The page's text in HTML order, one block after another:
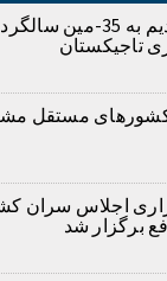
تاریخ گواه است… تقدیم به 35-مین سالگرد
تاجیکستان
مستقل
اجلاس سران
برگزار شد